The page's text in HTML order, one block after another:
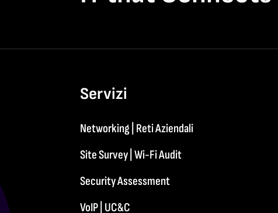
Servizi
Networking | Reti Aziendali
Site Survey | Wi-Fi Audit
Security Assessment
VoIP | UC&C